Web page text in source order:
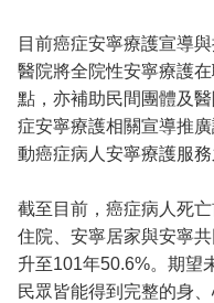
目前癌症安寧療護宣導
醫院將全院性安寧療護
點，亦補助民間團體及
症安寧療護相關宣導推
動癌症病人安寧療護服
截至目前，癌症病人死
住院、安寧居家與安寧
升至101年50.6%。期望
民眾皆能得到完整的身